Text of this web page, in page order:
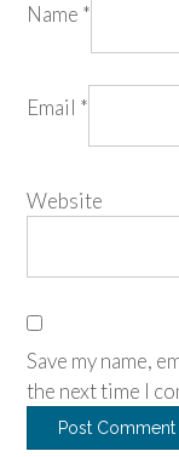
Name *
Email *
Website
Save my name,
the next time I